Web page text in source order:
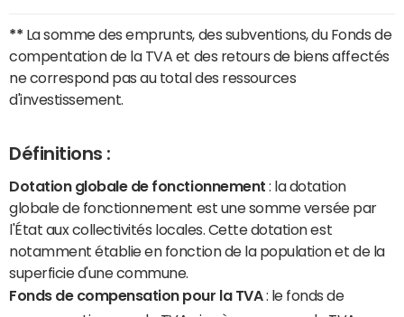
** La somme des emprunts, des subventions, du Fonds de
compentation de la TVA et des retours de biens affectés
ne correspond pas au total des ressources
d'investissement.
Définitions :
Dotation globale de fonctionnement : la dotation
globale de fonctionnement est une somme versée par
l'État aux collectivités locales. Cette dotation est
notamment établie en fonction de la population et de la
superficie d'une commune.
Fonds de compensation pour la TVA: le fonds de